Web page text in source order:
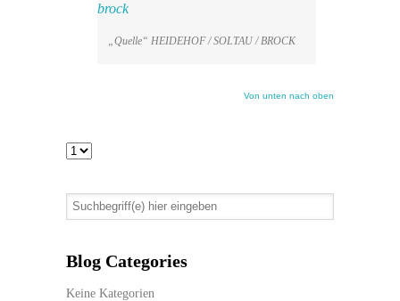
„Quelle“ HEIDEHOF / SOLTAU / BROCK
Von unten nach oben
Blog Categories
Keine Kategorien